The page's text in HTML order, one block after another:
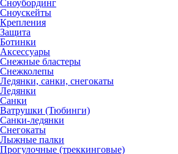
Сноубординг
Сноускейты
Крепления
Защита
Ботинки
Аксессуары
Снежные бластеры
Снежколепы
Ледянки, санки, снегокаты
Ледянки
Санки
Ватрушки (Тюбинги)
Санки-ледянки
Снегокаты
Лыжные палки
Прогулочные (треккинговые)